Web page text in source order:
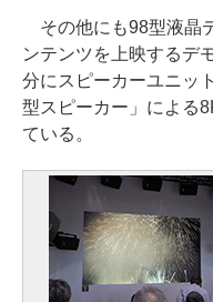
その他にも98型液晶
ンテンツを上映するデ
分にスピーカーユニッ
型スピーカー」による
ている。